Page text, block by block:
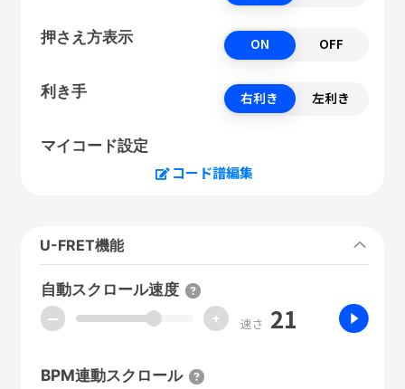
押さえ方表示 ON OFF
利き手 右利き 左利き
マイコード設定
コード譜編集
U-FRET機能
自動スクロール速度
ー + 速さ 21
BPM連動スクロール